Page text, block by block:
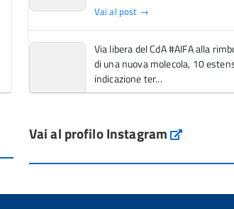
Vai al post →
Via libera del CdA #AIFA alla
di una nuova molecola, 10
indicazione ter...
L'Italia si conferma tra i primi
dal Servi...
Vai al profilo Instagram Instagram